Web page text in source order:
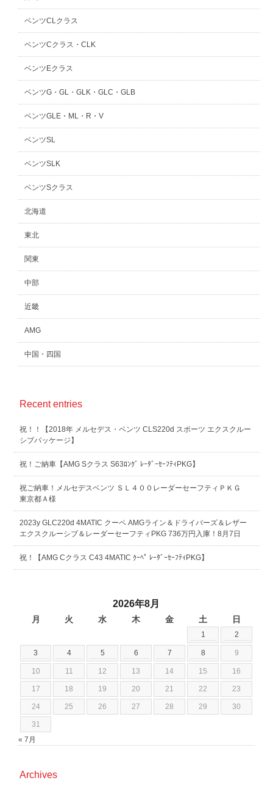
ベンツCLクラス
ベンツCクラス・CLK
ベンツEクラス
ベンツG・GL・GLK・GLC・GLB
ベンツGLE・ML・R・V
ベンツSL
ベンツSLK
ベンツSクラス
北海道
東北
関東
中部
近畿
AMG
中国・四国
Recent entries
祝！！【2018年 メルセデス・ベンツ CLS220d スポーツ エクスクルー
シブパッケージ】
祝！ご納車【AMG Sクラス S63ﾛﾝｸﾞ ﾚｰﾀﾞｰｾｰﾌﾃｨPKG】
祝ご納車！メルセデスベンツ ＳＬ４００レーダーセーフティＰＫＧ
東京都Ａ様
2023y GLC220d 4MATIC クーペ AMGライン＆ドライバーズ＆レザー
エクスクルーシブ＆レーダーセーフティPKG 736万円入庫！8月7日
祝！【AMG Cクラス C43 4MATIC ｸｰﾍﾟ ﾚｰﾀﾞｰｾｰﾌﾃｨPKG】
2026年8月
月 火 水 木 金 土 日
1 2
3 4 5 6 7 8 9
10 11 12 13 14 15 16
17 18 19 20 21 22 23
24 25 26 27 28 29 30
31
« 7月
Archives